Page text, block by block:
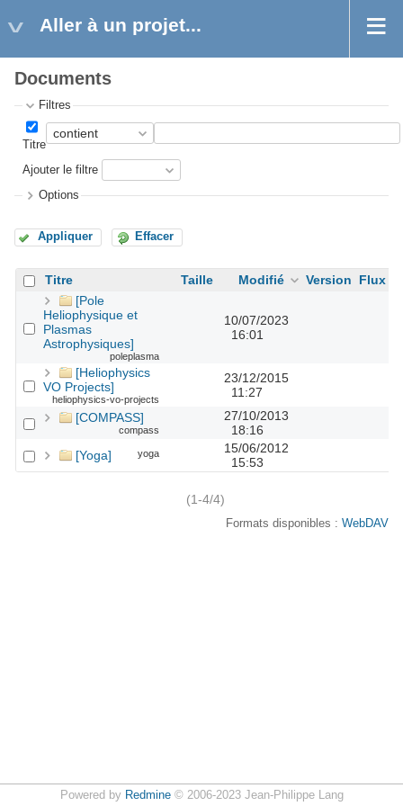
Aller à un projet...
Documents
Filtres
Titre
Ajouter le filtre
Options
Appliquer Effacer
Titre Taille Modifié Version Flux
[Pole
Heliophysique et
Plasmas
Astrophysiques]
poleplasma
10/07/2023
16:01
[Heliophysics
VO Projects]
heliophysics-vo-projects
23/12/2015
11:27
[COMPASS]
compass
27/10/2013
18:16
[Yoga]
yoga
15/06/2012
15:53
(1-4/4)
Formats disponibles : WebDAV
Powered by Redmine© 2006-2023 Jean-Philippe Lang